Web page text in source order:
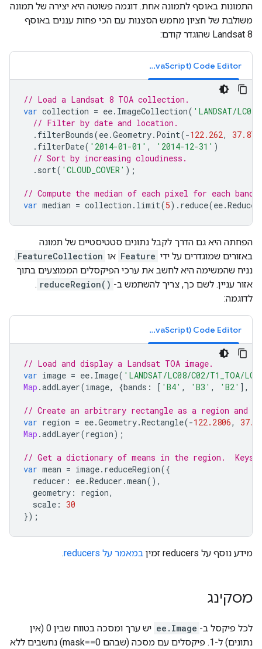
התמונות באוסף לתמונה אחת. דוגמה פשוטה היא יצירה של תמונה
משולבת של חציון מחמש הסצנות עם הכי פחות עננים באוסף
Landsat 8 שהוגדר קודם:
Code Editor‏ (JavaScript)
// Load a Landsat 8 TOA collection.
var collection = ee. ImageCollection( 'LANDSAT/
// Filter by date and location.
. filterBounds(ee.Geometry. Point(-122.262,
. filterDate( '2014-01-01' , '2014-12-31' )
// Sort by increasing cloudiness.
. sort( 'CLOUD_COVER' );
// Compute the median of each pixel for each
var median = collection . limit(5). reduce(ee.Reducer
הפחתה היא גם הדרך לקבל נתונים סטטיסטיים של תמונה
באזורים שמוגדרים על ידי Feature או FeatureCollection
.
נניח שהמשימה היא לחשב את ערכי הפיקסלים הממוצעים בתוך
אזור עניין. לשם כך, צריך להשתמש ב- reduceRegion()
.
לדוגמה:
Code Editor‏ (JavaScript)
// Load and display a Landsat TOA image.
var image = ee. Image( 'LANDSAT/LC08/C02/T1_TOA/
Map .addLayer(image, {bands : [ 'B4' , 'B3' , 'B2' ],
// Create an arbitrary rectangle as a region and
var region = ee.Geometry.Rectangle(-122.2806,
Map .addLayer(region);
// Get a dictionary of means in the region.  Keys
var mean = image. reduceRegion({
reducer : ee.Reducer .mean(),
geometry : region,
scale : 30
});
מידע נוסף על reducers זמין במאמר על reducers .
מסקינג
לכל פיקסל ב- ee.Image
יש ערך ומסכה בטווח שבין 0 (אין
נתונים) ל-1. פיקסלים עם מסכה (שבהם mask==0) נחשבים ללא